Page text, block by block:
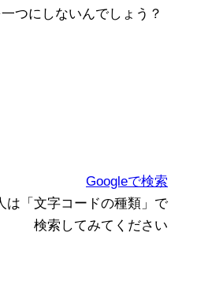
つにしないんでしょう？
Googleで検索
は「文字コードの種類」で
検索してみてください